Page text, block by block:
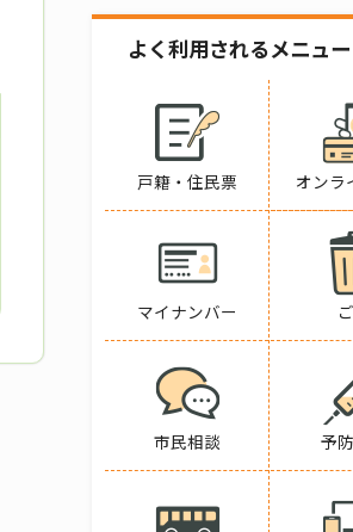
よく利用されるメニュー
戸籍・住民票 オンラ
マイナンバー
市民相談 予